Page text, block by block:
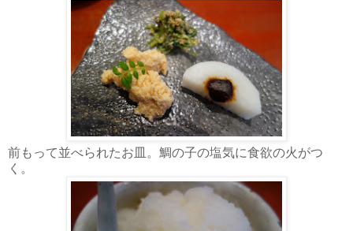
前もって並べられたお皿。鯛の子の塩気に食欲の火がつ
く。